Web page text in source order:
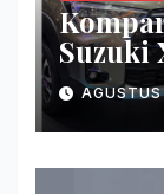
Suzuki
Fitur,